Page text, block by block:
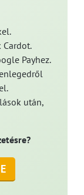
Cardot.
Payhez.
után,